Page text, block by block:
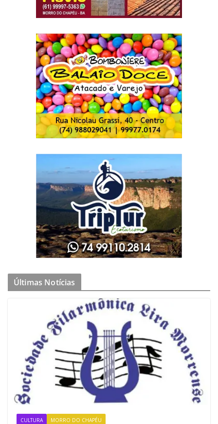
Últimas Notícias
CULTURA MORRO DO CHAPÉU